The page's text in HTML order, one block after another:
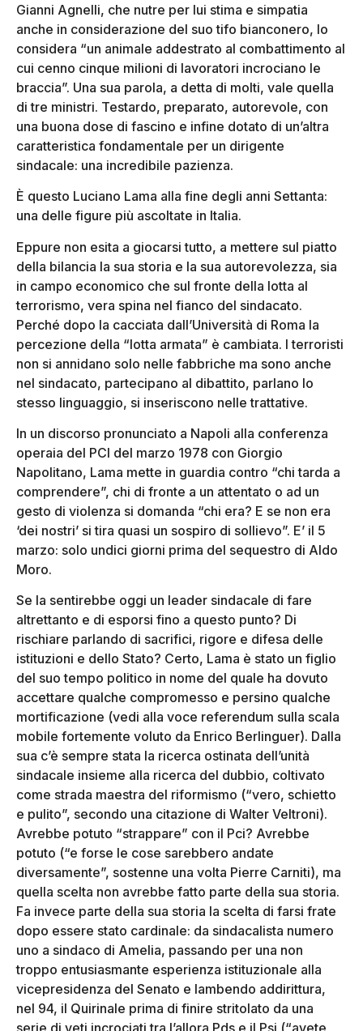
Gianni Agnelli, che nutre per lui stima e simpatia
anche in considerazione del suo tifo bianconero, lo
considera “un animale addestrato al combattimento al
cui cenno cinque milioni di lavoratori incrociano le
braccia”. Una sua parola, a detta di molti, vale quella
di tre ministri. Testardo, preparato, autorevole, con
una buona dose di fascino e infine dotato di un’altra
caratteristica fondamentale per un dirigente
sindacale: una incredibile pazienza.
È questo Luciano Lama alla fine degli anni Settanta:
una delle figure più ascoltate in Italia.
Eppure non esita a giocarsi tutto, a mettere sul piatto
della bilancia la sua storia e la sua autorevolezza, sia
in campo economico che sul fronte della lotta al
terrorismo, vera spina nel fianco del sindacato.
Perché dopo la cacciata dall’Università di Roma la
percezione della “lotta armata” è cambiata. I terroristi
non si annidano solo nelle fabbriche ma sono anche
nel sindacato, partecipano al dibattito, parlano lo
stesso linguaggio, si inseriscono nelle trattative.
In un discorso pronunciato a Napoli alla conferenza
operaia del PCI del marzo 1978 con Giorgio
Napolitano, Lama mette in guardia contro “chi tarda a
comprendere”, chi di fronte a un attentato o ad un
gesto di violenza si domanda “chi era? E se non era
‘dei nostri’ si tira quasi un sospiro di sollievo”. E’ il 5
marzo: solo undici giorni prima del sequestro di Aldo
Moro.
Se la sentirebbe oggi un leader sindacale di fare
altrettanto e di esporsi fino a questo punto? Di
rischiare parlando di sacrifici, rigore e difesa delle
istituzioni e dello Stato? Certo, Lama è stato un figlio
del suo tempo politico in nome del quale ha dovuto
accettare qualche compromesso e persino qualche
mortificazione (vedi alla voce referendum sulla scala
mobile fortemente voluto da Enrico Berlinguer). Dalla
sua c’è sempre stata la ricerca ostinata dell’unità
sindacale insieme alla ricerca del dubbio, coltivato
come strada maestra del riformismo (“vero, schietto
e pulito”, secondo una citazione di Walter Veltroni).
Avrebbe potuto “strappare” con il Pci? Avrebbe
potuto (“e forse le cose sarebbero andate
diversamente”, sostenne una volta Pierre Carniti), ma
quella scelta non avrebbe fatto parte della sua storia.
Fa invece parte della sua storia la scelta di farsi frate
dopo essere stato cardinale: da sindacalista numero
uno a sindaco di Amelia, passando per una non
troppo entusiasmante esperienza istituzionale alla
vicepresidenza del Senato e lambendo addirittura,
nel 94, il Quirinale prima di finire stritolato da una